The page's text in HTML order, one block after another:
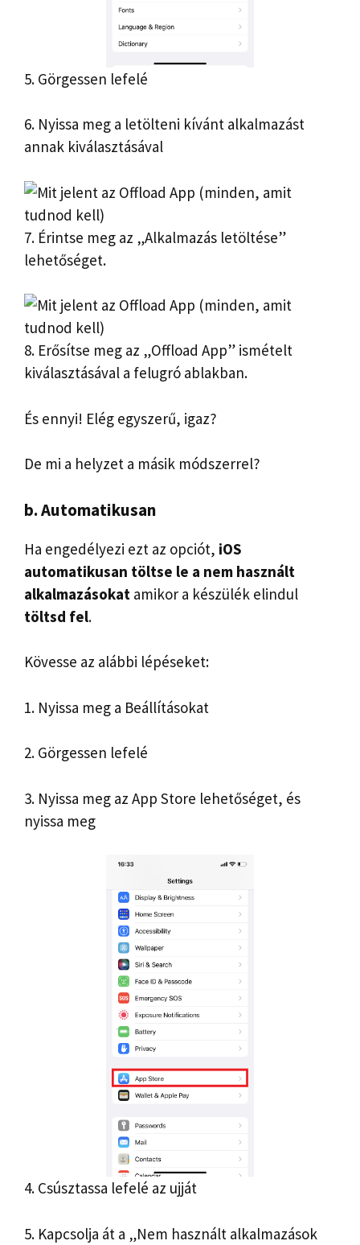
5. Görgessen lefelé
6. Nyissa meg a letölteni kívánt alkalmazást
annak kiválasztásával
7. Érintse meg az „Alkalmazás letöltése”
lehetőséget.
8. Erősítse meg az „Offload App” ismételt
kiválasztásával a felugró ablakban.
És ennyi! Elég egyszerű, igaz?
De mi a helyzet a másik módszerrel?
b. Automatikusan
Ha engedélyezi ezt az opciót, iOS
automatikusan töltse le a nem használt
alkalmazásokat amikor a készülék elindul
töltsd fel.
Kövesse az alábbi lépéseket:
1. Nyissa meg a Beállításokat
2. Görgessen lefelé
3. Nyissa meg az App Store lehetőséget, és
nyissa meg
4. Csúsztassa lefelé az ujját
5. Kapcsolja át a „Nem használt alkalmazások